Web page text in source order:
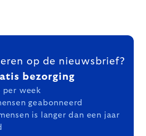
op de nieuwsbrief?
bezorging
per week
geabonneerd
is langer dan een jaar